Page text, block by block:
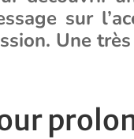
sur
Une